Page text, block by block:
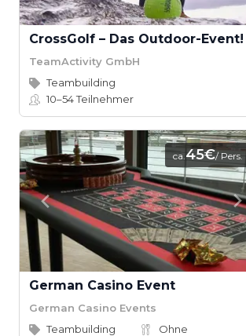
CrossGolf – Das Outdoor-Event!
TeamActivity GmbH
Teambuilding
10–54Teilnehmer
ca.45€/ Pers.
German Casino Event
German Casino Events
Teambuilding
Ohne